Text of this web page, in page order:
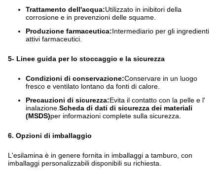
Trattamento dell'acqua:Utilizzato in inibitori della
corrosione e in prevenzioni delle squame.
Produzione farmaceutica:Intermediario per gli ingredienti
attivi farmaceutici.
5- Linee guida per lo stoccaggio e la sicurezza
Condizioni di conservazione:Conservare in un luogo
fresco e ventilato lontano da fonti di calore.
Precauzioni di sicurezza:Evita il contatto con la pelle e l'
inalazione. Scheda di dati di sicurezza dei materiali
(MSDS)per informazioni complete sulla sicurezza.
6. Opzioni di imballaggio
L'esilamina è in genere fornita in imballaggi a tamburo, con
imballaggi personalizzabili disponibili su richiesta.